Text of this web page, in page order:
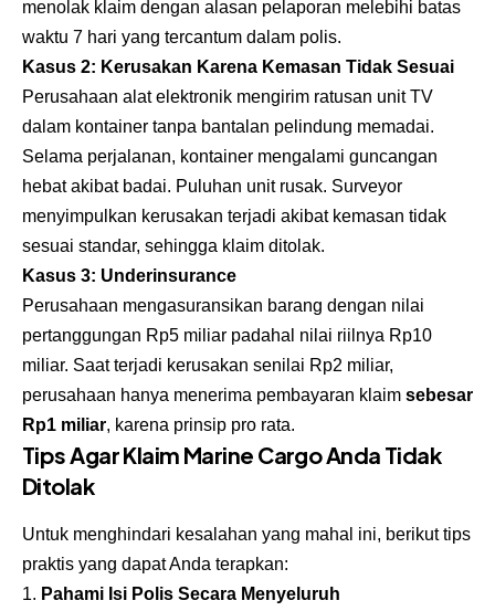
menolak klaim dengan alasan pelaporan melebihi batas
waktu 7 hari yang tercantum dalam polis.
Kasus 2: Kerusakan Karena Kemasan Tidak Sesuai
Perusahaan alat elektronik mengirim ratusan unit TV
dalam kontainer tanpa bantalan pelindung memadai.
Selama perjalanan, kontainer mengalami guncangan
hebat akibat badai. Puluhan unit rusak. Surveyor
menyimpulkan kerusakan terjadi akibat kemasan tidak
sesuai standar, sehingga klaim ditolak.
Kasus 3: Underinsurance
Perusahaan mengasuransikan barang dengan nilai
pertanggungan Rp5 miliar padahal nilai riilnya Rp10
miliar. Saat terjadi kerusakan senilai Rp2 miliar,
perusahaan hanya menerima pembayaran klaim sebesar
Rp1 miliar, karena prinsip pro rata.
Tips Agar Klaim Marine Cargo Anda Tidak
Ditolak
Untuk menghindari kesalahan yang mahal ini, berikut tips
praktis yang dapat Anda terapkan:
Pahami Isi Polis Secara Menyeluruh